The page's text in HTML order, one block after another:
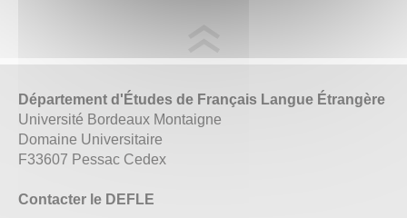
Département d'Études de Français Langue Étrangère
Université Bordeaux Montaigne
Domaine Universitaire
F33607 Pessac Cedex
Contacter le DEFLE